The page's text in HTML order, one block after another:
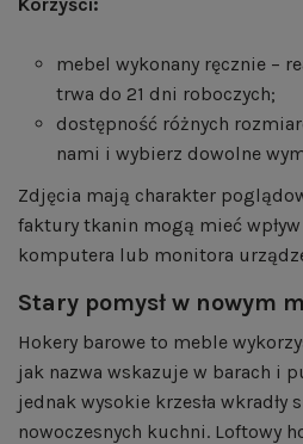
mebel wykonany ręcznie –
trwa do 21 dni roboczych;
dostępność różnych
nami i wybierz dowolne
Zdjęcia mają charakter
faktury tkanin mogą mieć
komputera lub monitora
Stary pomysł w nowym
Hokery barowe to meble
jak nazwa wskazuje w barach i
jednak wysokie krzesła wkradły
nowoczesnych kuchni. Loftowy